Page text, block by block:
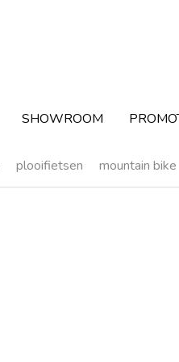
SHOWROOM
SHOWROOM
plooifietsen mountain bike